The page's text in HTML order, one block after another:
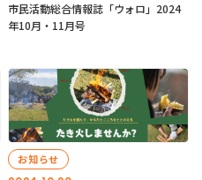
市民活動総合情報誌「ウォロ」2024
年10月・11月号
お知らせ